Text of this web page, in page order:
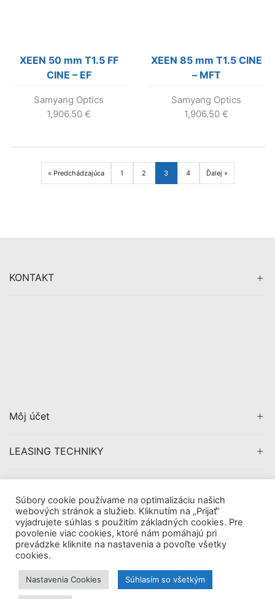
XEEN 50 mm T1.5 FF
CINE – EF
Samyang Optics
1,906.50 €
XEEN 85 mm T1.5 CINE
– MFT
Samyang Optics
1,906.50 €
« Predchádzajúca 1 2 3 4 Ďalej »
KONTAKT
Môj účet
LEASING TECHNIKY
Copyright © 2019AVDigital, s.r.o. . All Rights Reserved.
Tieto internetové stránky používajú súbory cookie. Viac
informáciítu.
Súbory cookie používame na optimalizáciu našich
webových stránok a služieb. Kliknutím na „Prijať“
vyjadrujete súhlas s použitím základných cookies. Pre
povolenie viac cookies, ktoré nám pomáhajú pri
prevádzke kliknite na nastavenia a povoľte všetky
cookies.
Nastavenia Cookies Súhlasím so všetkým